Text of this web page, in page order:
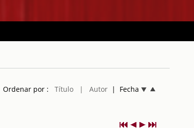
Ordenar por : Título | Autor| Fecha